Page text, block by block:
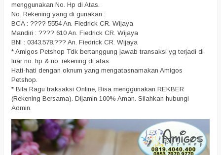
menggunakan No. Hp di Atas.
No. Rekening yang di gunakan :
BCA : ???? 5554 An. Fiedrick CR. Wijaya
Mandiri : ???? 610 An. Fiedrick CR. Wijaya
BNI : 0343.578.??? An. Fiedrick CR. Wijaya
* Amigos Petshop Tdk bertanggung jawab transaksi yg terjadi di
luar no. hp & no. rekening di atas.
Hati-hati dengan oknum yang mengatasnamakan Amigos
Petshop.
* Bila Ragu traksaksi Online, Bisa menggunakan REKBER
(Rekening Bersama). Dijamin 100% Aman. Silahkan hubungi
Admin.